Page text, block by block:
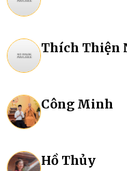
Thích Thiện
Công Minh
Hồ Thủy